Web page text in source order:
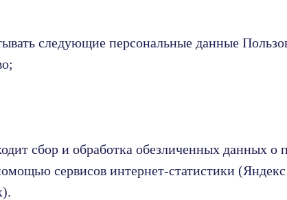
следующие персональные данные
сбор и обработка обезличенных данных о
сервисов интернет-статистики